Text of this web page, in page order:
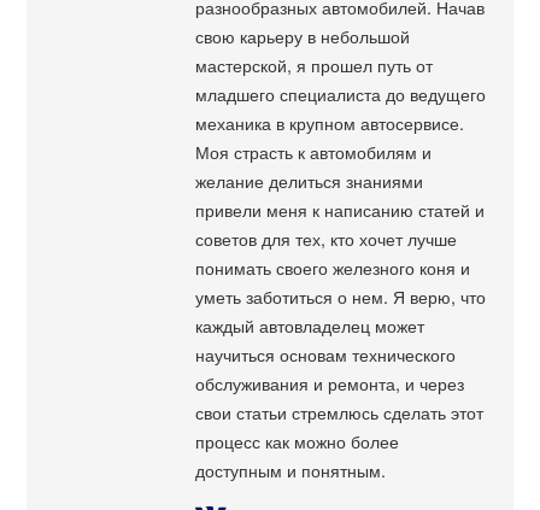
разнообразных автомобилей. Начав
свою карьеру в небольшой
мастерской, я прошел путь от
младшего специалиста до ведущего
механика в крупном автосервисе.
Моя страсть к автомобилям и
желание делиться знаниями
привели меня к написанию статей и
советов для тех, кто хочет лучше
понимать своего железного коня и
уметь заботиться о нем. Я верю, что
каждый автовладелец может
научиться основам технического
обслуживания и ремонта, и через
свои статьи стремлюсь сделать этот
процесс как можно более
доступным и понятным.